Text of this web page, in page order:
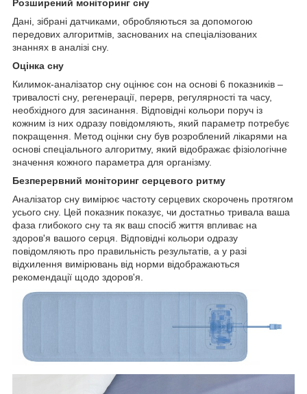
Розширений моніторинг сну
Дані, зібрані датчиками, обробляються за допомогою
передових алгоритмів, заснованих на спеціалізованих
знаннях в аналізі сну.
Оцінка сну
Килимок-аналізатор сну оцінює сон на основі 6 показників –
тривалості сну, регенерації, перерв, регулярності та часу,
необхідного для засинання. Відповідні кольори поруч із
кожним із них одразу повідомляють, який параметр потребує
покращення. Метод оцінки сну був розроблений лікарями на
основі спеціального алгоритму, який відображає фізіологічне
значення кожного параметра для організму.
Безперервний моніторинг серцевого ритму
Аналізатор сну вимірює частоту серцевих скорочень протягом
усього сну. Цей показник показує, чи достатньо тривала ваша
фаза глибокого сну та як ваш спосіб життя впливає на
здоров'я вашого серця. Відповідні кольори одразу
повідомляють про правильність результатів, а у разі
відхилення вимірювань від норми відображаються
рекомендації щодо здоров'я.